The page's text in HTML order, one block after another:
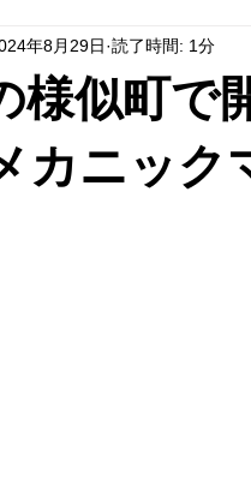
様似町で
カニック
年8月29日 読了時間: 1分